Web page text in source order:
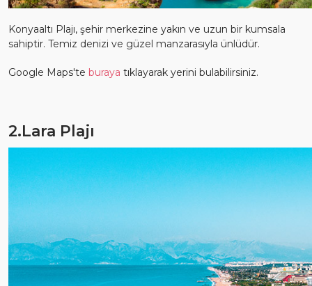
Konyaaltı Plajı, şehir merkezine yakın ve uzun bir kumsala
sahiptir. Temiz denizi ve güzel manzarasıyla ünlüdür.
Google Maps'te buraya tıklayarak yerini bulabilirsiniz.
2.Lara Plajı